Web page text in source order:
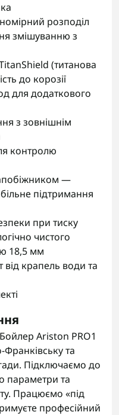
розподіл
змішуванню з
(титанова
до корозії
для додаткового
з зовнішнім
контролю
—
підтримання
при тиску
чистого
18,5 мм
від крапель води та
Ariston PRO1
Франківську та
Підключаємо до
параметри та
Працюємо «під
професійний